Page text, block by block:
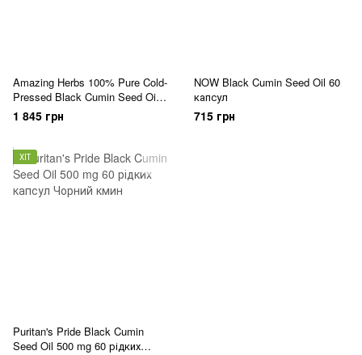
Amazing Herbs 100% Pure Cold-
Pressed Black Cumin Seed Oil
240 мл
1 845 грн
NOW Black Cumin Seed Oil 60
капсул
715 грн
ХІТ
Puritan's Pride Black Cumin
Seed Oil 500 mg 60 рідких